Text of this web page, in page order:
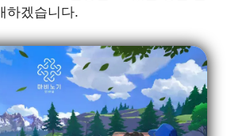
하겠습니다.